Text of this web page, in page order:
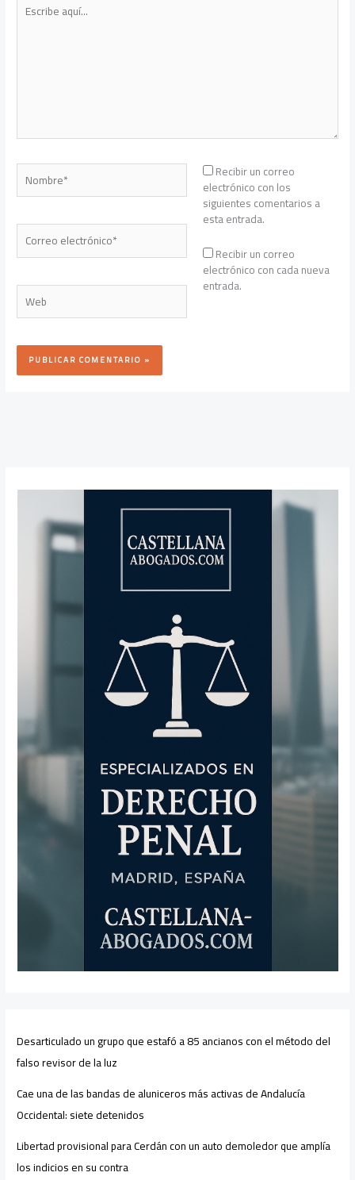
aquí...
Nombre*
Correo
electrónico*
Web
Recibir un correo
electrónico con los
siguientes comentarios a
esta entrada.
Recibir un correo
electrónico con cada nueva
entrada.
Desarticulado un grupo que estafó a 85 ancianos con el método del
falso revisor de la luz
Cae una de las bandas de aluniceros más activas de Andalucía
Occidental: siete detenidos
Libertad provisional para Cerdán con un auto demoledor que amplía
los indicios en su contra